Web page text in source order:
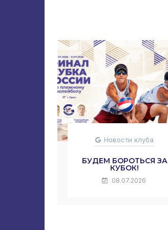
Новости клуба
БУДЕМ БОРОТЬСЯ ЗА
КУБОК!
08.07.2026